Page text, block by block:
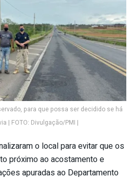
para que possa ser decidido se há
| FOTO: Divulgação/PMI |
o local para evitar que os
próximo ao acostamento e
apuradas ao Departamento